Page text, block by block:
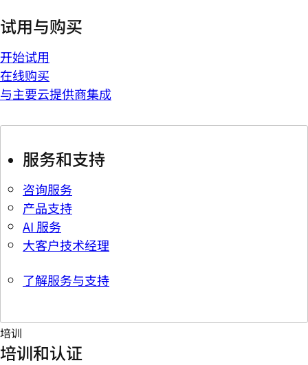
试用与购买
开始试用
在线购买
与主要云提供商集成
服务和支持
咨询服务
产品支持
AI 服务
大客户技术经理
了解服务与支持
培训
培训和认证